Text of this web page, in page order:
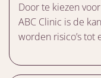
Door te kiezen
ABC Clinic is de
worden risico’s